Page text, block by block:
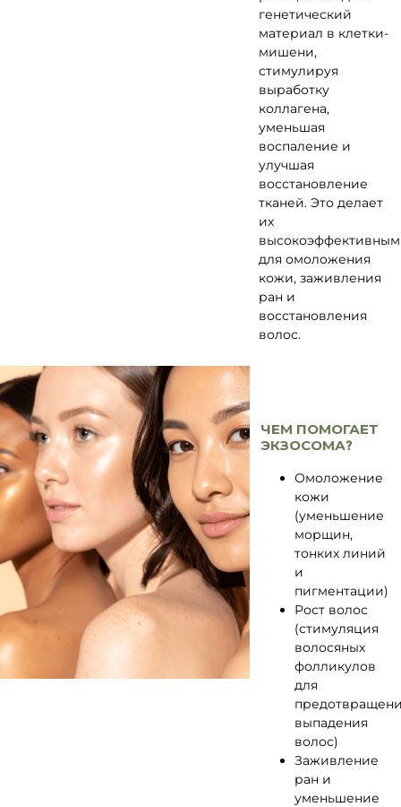
генетический
материал в клетки-
мишени,
стимулируя
выработку
коллагена,
уменьшая
воспаление и
улучшая
восстановление
тканей. Это делает
их
для омоложения
кожи, заживления
ран и
восстановления
волос.
ЧЕМ ПОМОГАЕТ
ЭКЗОСОМА?
Омоложение
кожи
(уменьшение
морщин,
тонких линий
и
пигментации)
Рост волос
(стимуляция
волосяных
фолликулов
для
выпадения
волос)
Заживление
ран и
уменьшение